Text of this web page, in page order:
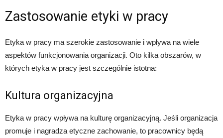
Zastosowanie etyki w pracy
Etyka w pracy ma szerokie zastosowanie i wpływa na wiele
aspektów funkcjonowania organizacji. Oto kilka obszarów, w
których etyka w pracy jest szczególnie istotna:
Kultura organizacyjna
Etyka w pracy wpływa na kulturę organizacyjną. Jeśli organizacja
promuje i nagradza etyczne zachowanie, to pracownicy będą